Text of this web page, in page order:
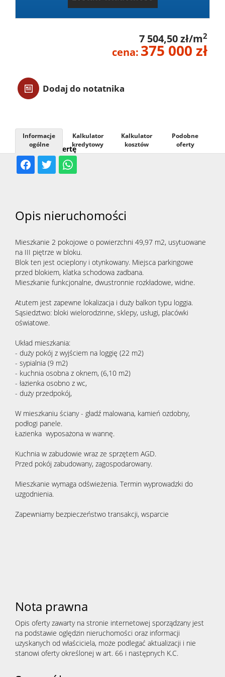
7 504,50 zł/m2
cena: 375 000 zł
Dodaj do notatnika
Udostępnij ofertę
Informacje
ogólne
Kalkulator
kredytowy
Kalkulator
kosztów
Podobne
oferty
Opis nieruchomości
Mieszkanie 2 pokojowe o powierzchni 49,97 m2, usytuowane
na III piętrze w bloku.
Blok ten jest ocieplony i otynkowany. Miejsca parkingowe
przed blokiem, klatka schodowa zadbana.
Mieszkanie funkcjonalne, dwustronnie rozkładowe, widne.
Atutem jest zapewne lokalizacja i duży balkon typu loggia.
Sąsiedztwo: bloki wielorodzinne, sklepy, usługi, placówki
oświatowe.
Układ mieszkania:
- duży pokój z wyjściem na loggię (22 m2)
- sypialnia (9 m2)
- kuchnia osobna z oknem, (6,10 m2)
- łazienka osobno z wc,
- duży przedpokój,
W mieszkaniu ściany - gładź malowana, kamień ozdobny,
podłogi panele.
Łazienka wyposażona w wannę.
Kuchnia w zabudowie wraz ze sprzętem AGD.
Przed pokój zabudowany, zagospodarowany.
Mieszkanie wymaga odświeżenia. Termin wyprowadzki do
uzgodnienia.
Zapewniamy bezpieczeństwo transakcji, wsparcie
Nota prawna
Opis oferty zawarty na stronie internetowej sporządzany jest
na podstawie oględzin nieruchomości oraz informacji
uzyskanych od właściciela, może podlegać aktualizacji i nie
stanowi oferty określonej w art. 66 i następnych K.C.